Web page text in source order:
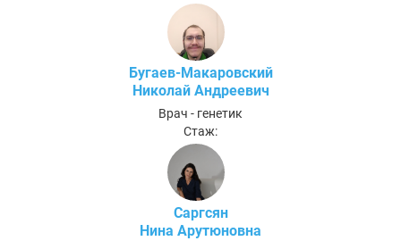
Бугаев-Макаровский
Николай Андреевич
Врач - генетик
Стаж:
Саргсян
Нина Арутюновна